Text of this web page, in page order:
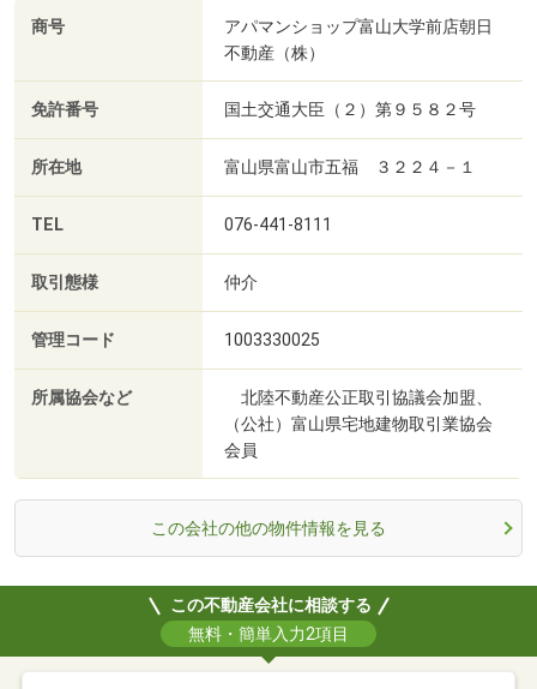
商号
アパマンショップ富山大学前店朝日
不動産（株）
免許番号 国土交通大臣（２）第９５８２号
所在地 富山県富山市五福 ３２２４－１
TEL 076-441-8111
取引態様 仲介
管理コード 1003330025
所属協会など
北陸不動産公正取引協議会加盟、
（公社）富山県宅地建物取引業協会
会員
この会社の他の物件情報を見る
この不動産会社に相談する
無料・簡単入力2項目